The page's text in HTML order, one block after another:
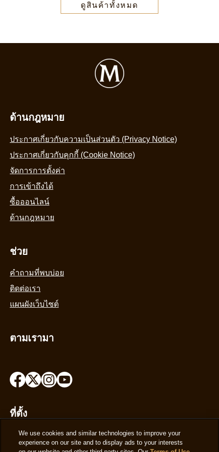
ดูสินค้าทั้งหมด
ด้านกฎหมาย
ประกาศเกี่ยวกับความเป็นส่วนตัว (Privacy Notice)
ประกาศเกี่ยวกับคุกกี้ (Cookie Notice)
จัดการการตั้งค่า
การเข้าถึงได้
ซื้อออนไลน์
ด้านกฎหมาย
ช่วย
คำถามที่พบบ่อย
ติดต่อเรา
แผนผังเว็บไซต์
ตามเรามา
ที่ตั้ง
เปลี่ยนสถานที่
We use cookies and similar technologies to improve your
experience on our site and to display ads to your interests